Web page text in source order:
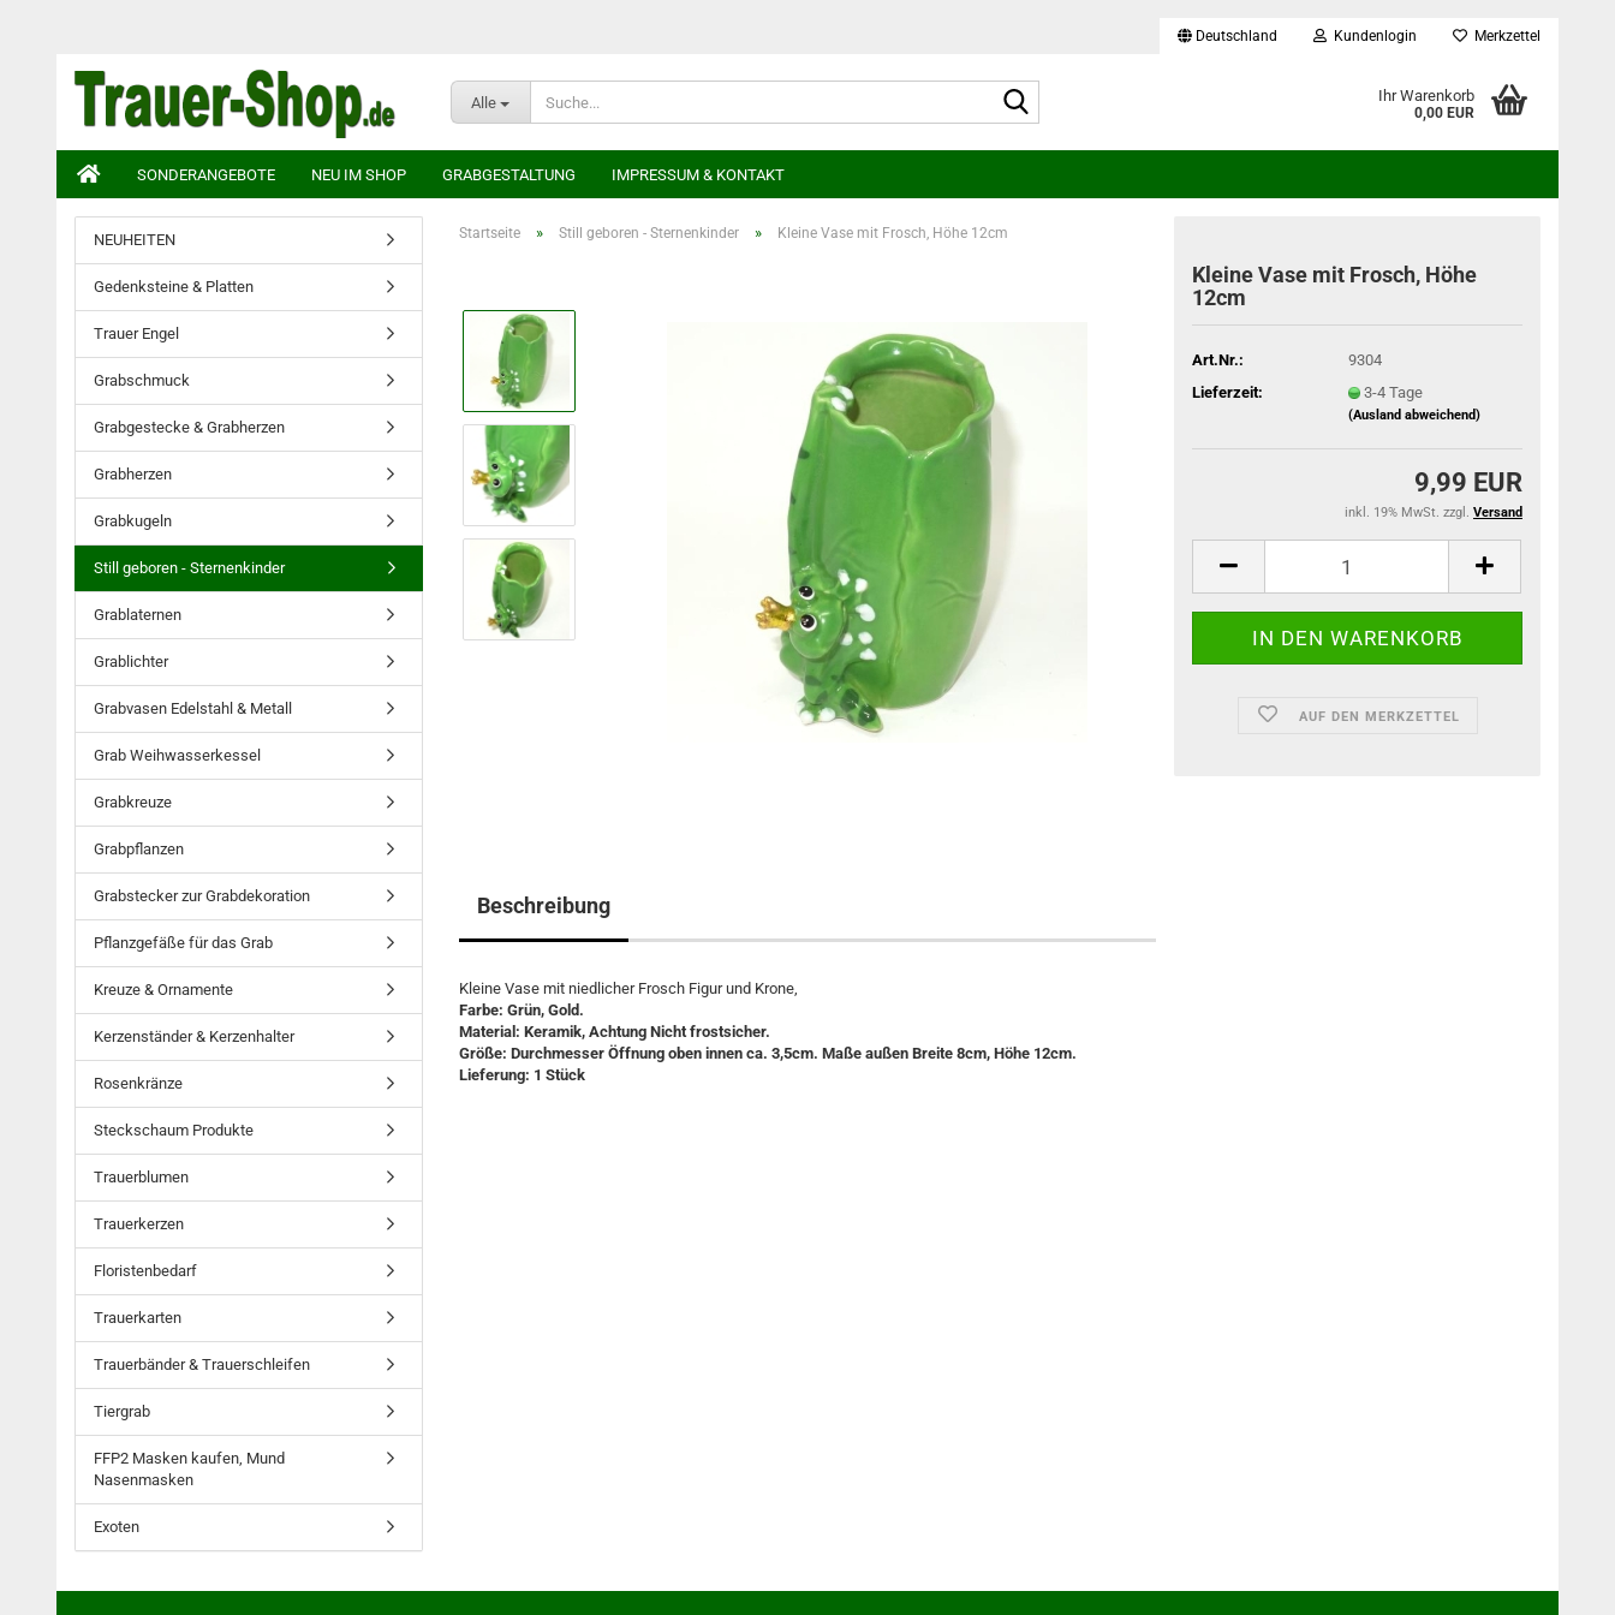
Deutschland Kundenlogin Merkzettel
Alle Ihr Warenkorb
0,00 EUR
SONDERANGEBOTE NEU IM SHOP GRABGESTALTUNG IMPRESSUM & KONTAKT
Startseite » Still geboren - Sternenkinder » Kleine Vase mit Frosch, Höhe 12cm
Kleine Vase mit Frosch, Höhe
12cm
Art.Nr.:
9304
Lieferzeit:
3-4 Tage
(Ausland abweichend)
9,99 EUR
inkl. 19% MwSt. zzgl. Versand
AUF DEN MERKZETTEL
Beschreibung
Kleine Vase mit niedlicher Frosch Figur und Krone,
Farbe: Grün, Gold.
Material: Keramik, Achtung Nicht frostsicher.
Größe: Durchmesser Öffnung oben innen ca. 3,5cm. Maße außen Breite 8cm, Höhe 12cm.
Lieferung: 1 Stück
NEUHEITEN
Gedenksteine & Platten
Trauer Engel
Grabschmuck
Grabgestecke & Grabherzen
Grabherzen
Grabkugeln
Still geboren - Sternenkinder
Grablaternen
Grablichter
Grabvasen Edelstahl & Metall
Grab Weihwasserkessel
Grabkreuze
Grabpflanzen
Grabstecker zur Grabdekoration
Pflanzgefäße für das Grab
Kreuze & Ornamente
Kerzenständer & Kerzenhalter
Rosenkränze
Steckschaum Produkte
Trauerblumen
Trauerkerzen
Floristenbedarf
Trauerkarten
Trauerbänder & Trauerschleifen
Tiergrab
FFP2 Masken kaufen, Mund
Nasenmasken
Exoten